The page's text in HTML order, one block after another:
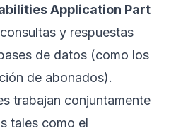
Application Part
y respuestas
de datos (como los
de abonados).
trabajan conjuntamente
tales como el